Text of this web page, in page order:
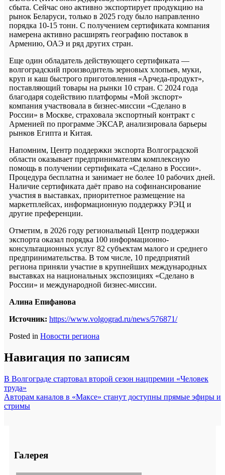
сбыта. Сейчас оно активно экспортирует продукцию на
рынок Беларуси, только в 2025 году было направленно
порядка 10-15 тонн. С получением сертификата компания
намерена активно расширять географию поставок в
Армению, ОАЭ и ряд других стран.
Еще один обладатель действующего сертификата —
волгоградский производитель зерновых хлопьев, муки,
круп и каш быстрого приготовления «Арчеда-продукт»,
поставляющий товары на рынки 10 стран. С 2024 года
благодаря содействию платформы «Мой экспорт»
компания участвовала в бизнес-миссии «Сделано в
России» в Москве, страховала экспортный контракт с
Арменией по программе ЭКСАР, анализировала барьеры
рынков Египта и Китая.
Напомним, Центр поддержки экспорта Волгоградской
области оказывает предпринимателям комплексную
помощь в получении сертификата «Сделано в России».
Процедура бесплатна и занимает не более 10 рабочих дней.
Наличие сертификата даёт право на софинансирование
участия в выставках, приоритетное размещение на
маркетплейсах, информационную поддержку РЭЦ и
другие преференции.
Отметим, в 2026 году региональный Центр поддержки
экспорта оказал порядка 100 информационно-
консультационных услуг 82 субъектам малого и среднего
предпринимательства. В том числе, 10 предприятий
региона приняли участие в крупнейших международных
выставках на национальных экспозициях «Сделано в
России» и международной бизнес-миссии.
Алина Епифанова
Источник: https://www.volgograd.ru/news/576871/
Posted in Новости региона
Навигация по записям
В Волгограде стартовал второй сезон нацпремии «Человек
труда»
Авторам каналов в «Максе» станут доступны прямые эфиры и
стримы
Галерея